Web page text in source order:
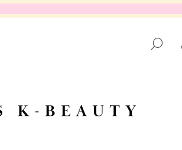
HĽADAŤ